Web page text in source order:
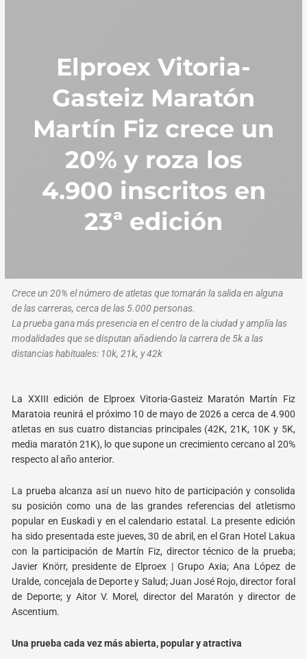
Elproex Vitoria-
Gasteiz Maratón
Martín Fiz crece un
20% y roza los
4.900 inscritos en
23ª edición
Crece un 20% el número de atletas que tomarán la salida en alguna
de las carreras, cerca de las 5.000 personas.
La prueba gana más presencia en el centro de la ciudad y amplía las
modalidades que se disputan añadiendo la carrera de 5k a las
distancias habituales: 10k, 21k, y 42k
La XXIII edición de Elproex Vitoria-Gasteiz Maratón Martín Fiz
Maratoia reunirá el próximo 10de mayo de 2026 a cerca de 4.900
atletas en sus cuatro distancias principales (42K, 21K, 10K y 5K,
media maratón 21K), lo que supone un crecimiento cercano al 20%
respecto al año anterior.
La prueba alcanza así un nuevo hito de participación y consolida
su posición como una de lasgrandes referencias del atletismo
popular en Euskadi y en el calendario estatal. La presente edición
ha sido presentada este jueves, 30 de abril, en el Gran Hotel Lakua
con la participación de Martín Fiz, director técnico de la prueba;
Javier Knörr, presidente de Elproex | Grupo Axia;Ana López de
Uralde, concejala de Deporte y Salud; Juan José Rojo, director foral
de Deporte; y Aitor V. Morel, director del Maratón y director de
Ascentium.
Una prueba cada vez más abierta, popular y atractiva